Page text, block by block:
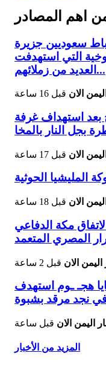
اهم المصادر
سعوديين جزيرة
التي استهدفت
العديد من زملائهم...
الان قبل 16 ساعة
استهداف غرفة
بجل النار بالمخا
الان قبل 17 ساعة
المليشيا الحوثية
الان قبل 18 ساعة
مكة الدفاعي
المصري المتعمد
اليمن الان قبل 2 ساعة
هجـ ـوم استهدف
نجد مرقد بشبوة
اليمن الان قبل ساعة
المزيد من الأخبار